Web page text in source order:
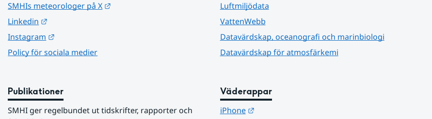
SMHIs meteorologer på X
Linkedin
Instagram
Policy för sociala medier
Luftmiljödata
VattenWebb
Datavärdskap, oceanografi och marinbiologi
Datavärdskap för atmosfärkemi
Publikationer
SMHI ger regelbundet ut tidskrifter, rapporter och
Väderappar
iPhone Länk till annan webbplats.